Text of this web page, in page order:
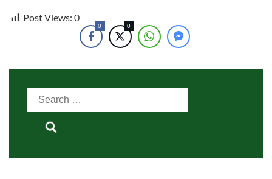
Post Views: 0
0 0
Search